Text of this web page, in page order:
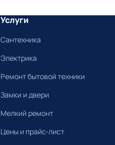
Услуги
Сантехника
Электрика
Ремонт бытовой техники
Замки и двери
Мелкий ремонт
Цены и прайс-лист